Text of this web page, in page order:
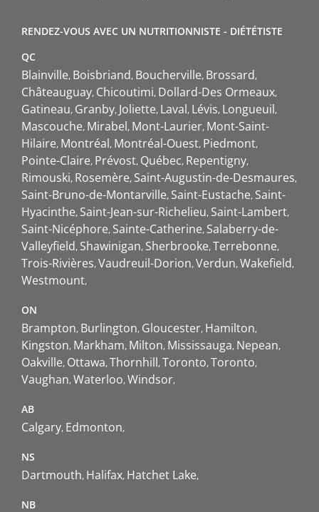
RENDEZ-VOUS AVEC UN NUTRITIONNISTE - DIÉTÉTISTE
QC
Blainville Boisbriand Boucherville Brossard
Châteauguay Chicoutimi Dollard-Des Ormeaux
Gatineau Granby Joliette Laval Lévis Longueuil
Mascouche Mirabel Mont-Laurier Mont-Saint-
Hilaire Montréal Montréal-Ouest Piedmont
Pointe-Claire Prévost Québec Repentigny
Rimouski Rosemère Saint-Augustin-de-Desmaures
Saint-Bruno-de-Montarville Saint-Eustache Saint-
Hyacinthe Saint-Jean-sur-Richelieu Saint-Lambert
Saint-Nicéphore Sainte-Catherine Salaberry-de-
Valleyfield Shawinigan Sherbrooke Terrebonne
Trois-Rivières Vaudreuil-Dorion Verdun Wakefield
Westmount
ON
Brampton Burlington Gloucester Hamilton
Kingston Markham Milton Mississauga Nepean
Oakville Ottawa Thornhill Toronto Toronto
Vaughan Waterloo Windsor
AB
Calgary Edmonton
NS
Dartmouth Halifax Hatchet Lake
NB